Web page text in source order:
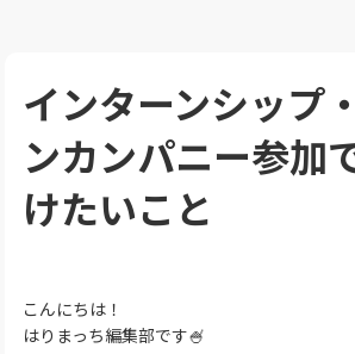
インターンシップ
ンカンパニー参加
けたいこと
こんにちは！
はりまっち編集部です🍧